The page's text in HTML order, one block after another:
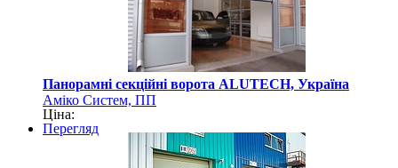
Панорамні секційні ворота ALUTECH, Україна
Аміко Систем, ПП
Ціна:
Перегляд